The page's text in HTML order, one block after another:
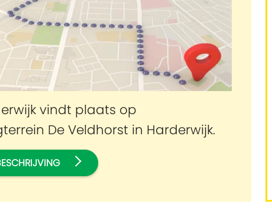
vindt plaats op
De Veldhorst in Harderwijk.